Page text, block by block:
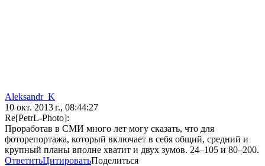
Aleksandr_K
10 окт. 2013 г., 08:44:27
Re[PetrL-Photo]:
Проработав в СМИ много лет могу сказать, что для
фоторепортажа, который включает в себя общий, средний и
крупный планы вполне хватит и двух зумов. 24–105 и 80–200.
ОтветитьЦитироватьПоделиться